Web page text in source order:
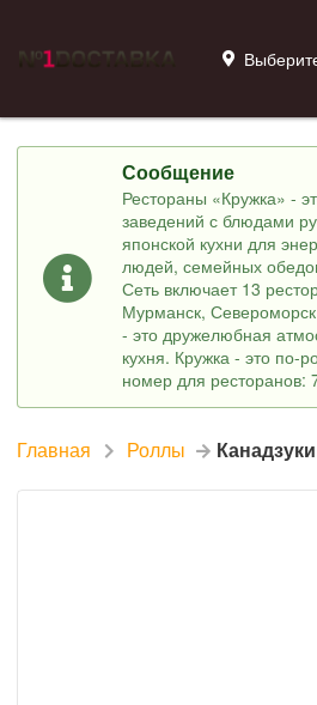
Сообщение
Рестораны «Кружка» -
заведений с блюдами
японской кухни для
людей, семейных
Сеть включает 13
Мурманск,
- это дружелюбная
кухня. Кружка - это по-
номер для ресторанов:
Главная Роллы